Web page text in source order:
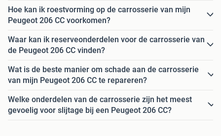
Hoe kan ik roestvorming op de carrosserie van mijn
Peugeot 206 CC voorkomen?
Waar kan ik reserveonderdelen voor de carrosserie van
de Peugeot 206 CC vinden?
Wat is de beste manier om schade aan de carrosserie
van mijn Peugeot 206 CC te repareren?
Welke onderdelen van de carrosserie zijn het meest
gevoelig voor slijtage bij een Peugeot 206 CC?